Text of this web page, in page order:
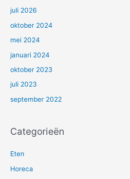
juli 2026
oktober 2024
mei 2024
januari 2024
oktober 2023
juli 2023
september 2022
Categorieën
Eten
Horeca